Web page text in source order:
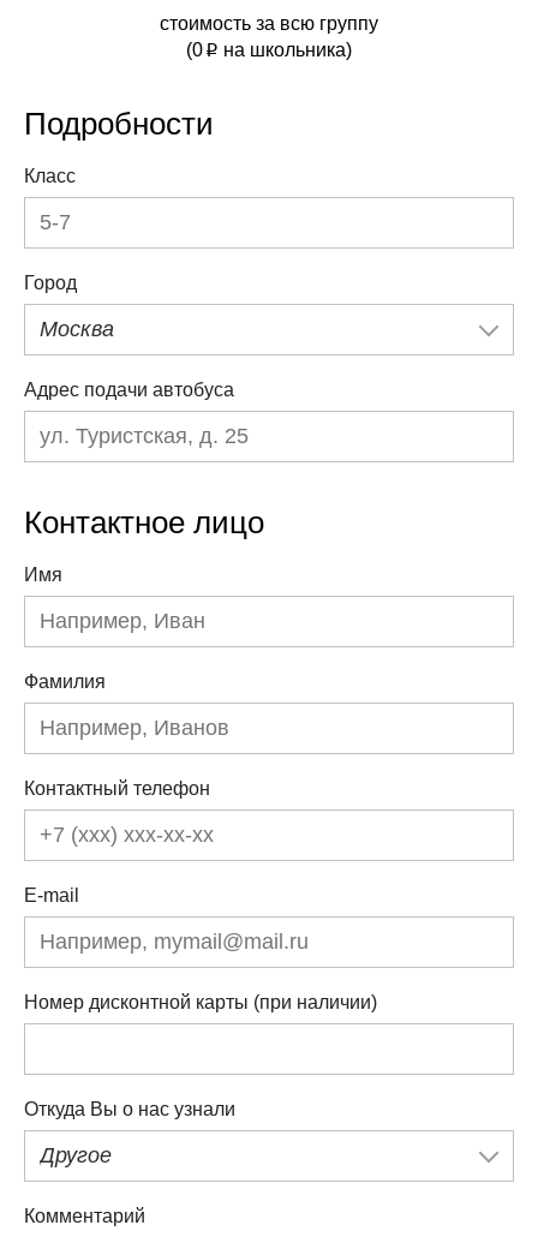
стоимость за всю группу
(0 p на школьника)
Подробности
Класс
Город
Москва
Адрес подачи автобуса
Контактное лицо
Имя
Фамилия
Контактный телефон
E-mail
Номер дисконтной карты (при наличии)
Откуда Вы о нас узнали
Другое
Комментарий